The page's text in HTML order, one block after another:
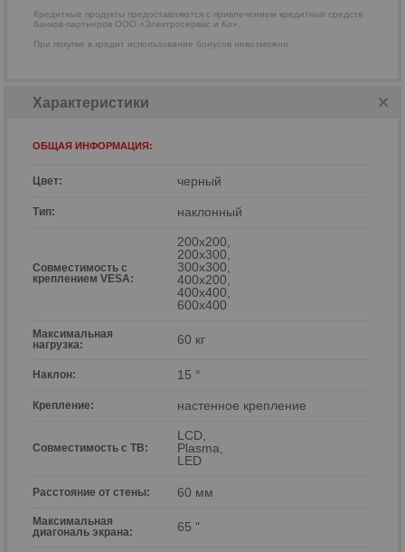
Кредитные продукты предоставляются с привлечением кредитных средств
банков-партнеров ООО «Электросервис и Ко».
При покупке в кредит использование бонусов невозможно.
Характеристики
ОБЩАЯ ИНФОРМАЦИЯ:
Цвет: черный
Тип: наклонный
Совместимость с
креплением VESA:
200x200,
200x300,
300x300,
400x200,
400x400,
600x400
Максимальная
нагрузка:
60 кг
Наклон: 15 °
Крепление: настенное крепление
Совместимость с ТВ:
LCD,
Plasma,
LED
Расстояние от стены: 60 мм
Максимальная
диагональ экрана:
65 "